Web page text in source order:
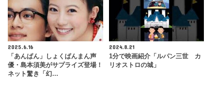
2025.6.16
「あんぱん」しょくぱんまん声
優・島本須美がサプライズ登場！
ネット驚き「幻…
2024.8.21
1分で映画紹介「ルパン三世 カ
リオストロの城」